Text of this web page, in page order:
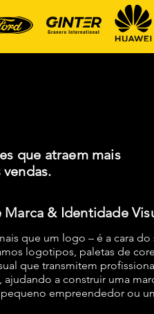
que atraem mais
Marca & Identidade
que um logo – é a cara do
logotipos, paletas de
que transmitem
a construir uma
empreendedor ou